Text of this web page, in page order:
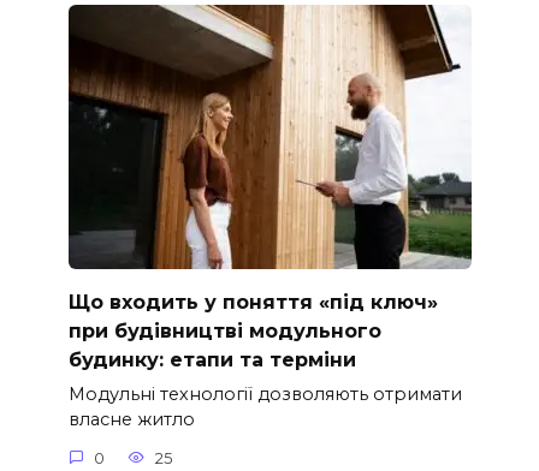
Що входить у поняття «під ключ»
при будівництві модульного
будинку: етапи та терміни
Модульні технології дозволяють отримати
власне житло
0 25